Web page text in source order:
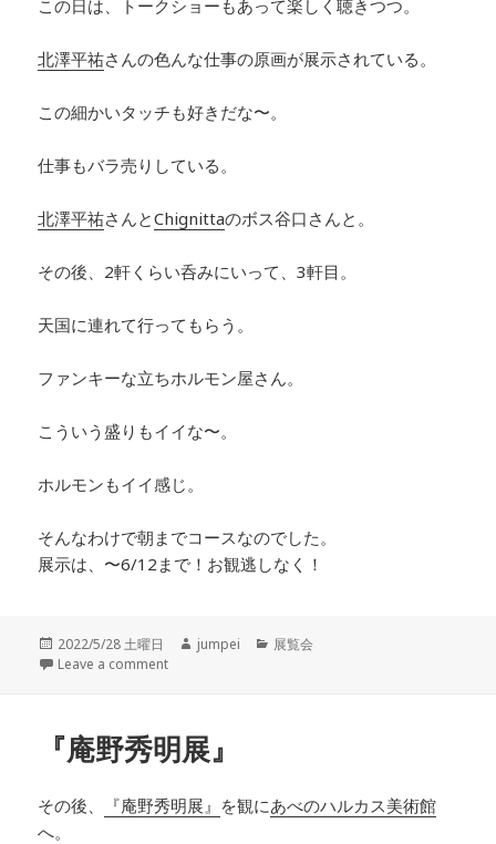
この日は、トークショーもあって楽しく聴きつつ。
北澤平祐さんの色んな仕事の原画が展示されている。
この細かいタッチも好きだな〜。
仕事もバラ売りしている。
北澤平祐さんとChignittaのボス谷口さんと。
その後、2軒くらい呑みにいって、3軒目。
天国に連れて行ってもらう。
ファンキーな立ちホルモン屋さん。
こういう盛りもイイな〜。
ホルモンもイイ感じ。
そんなわけで朝までコースなのでした。
展示は、〜6/12まで！お観逃しなく！
投
稿
2022/5/28 土曜日
作
jumpei
カ
展覧会
Leave a comment
『庵野秀明展』
その後、 『庵野秀明展』 を観にあべのハルカス美術館
へ。